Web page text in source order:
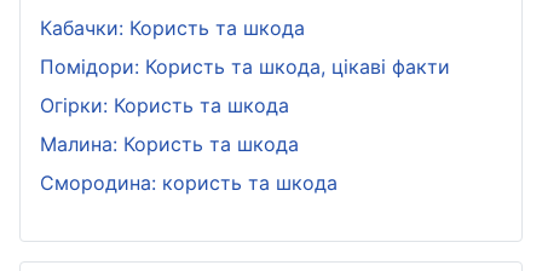
Кабачки: Користь та шкода
Помідори: Користь та шкода, цікаві факти
Огірки: Користь та шкода
Малина: Користь та шкода
Смородина: користь та шкода